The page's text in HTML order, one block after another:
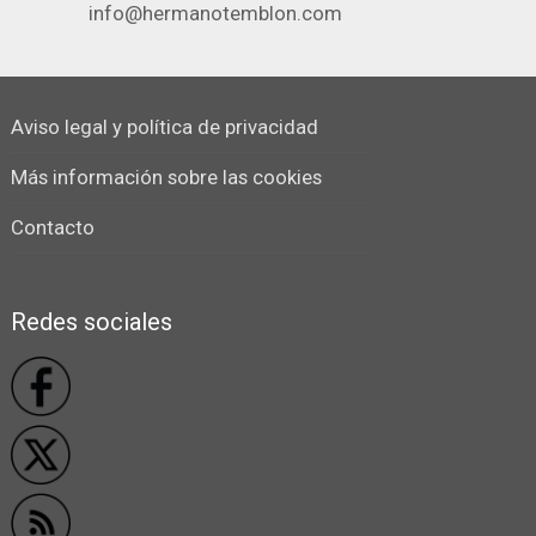
info@hermanotemblon.com
Aviso legal y política de privacidad
Más información sobre las cookies
Contacto
Redes sociales